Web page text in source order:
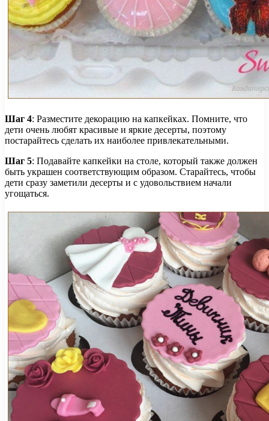
Шаг 4: Разместите декорацию на капкейках. Помните, что
дети очень любят красивые и яркие десерты, поэтому
постарайтесь сделать их наиболее привлекательными.
Шаг 5: Подавайте капкейки на столе, который также должен
быть украшен соответствующим образом. Старайтесь, чтобы
дети сразу заметили десерты и с удовольствием начали
угощаться.